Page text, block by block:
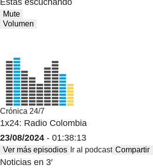
Mute
Volumen
Crónica 24/7
1x24: Radio Colombia
23/08/2024 - 01:38:13
Ver más episodios Ir al podcast Compartir
Noticias en 3′